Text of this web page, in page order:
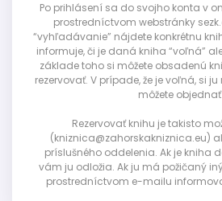
Po prihlásení sa do svojho konta v
prostredníctvom webstránky
“vyhľadávanie” nájdete konkrétnu
informuje, či je daná kniha “voľná”
základe toho si môžete obsadenú
rezervovať. V prípade, že je voľná, si
môžete objednať.
Rezervovať knihu je takisto
(kniznica@zahorskakniznica.eu)
príslušného oddelenia. Ak je kniha
vám ju odložia. Ak ju má požičaný
prostredníctvom e-mailu